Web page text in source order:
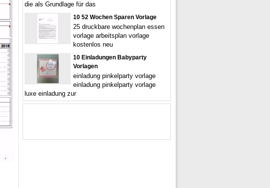
die als Grundlage für das
10 52 Wochen Sparen Vorlage
25 druckbare wochenplan essen
vorlage arbeitsplan vorlage
kostenlos neu
10 Einladungen Babyparty
Vorlagen
einladung pinkelparty vorlage
einladung pinkelparty vorlage
luxe einladung zur